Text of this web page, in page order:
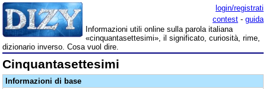
login/registrati
contest - guida
Informazioni utili online sulla parola italiana
«cinquantasettesimi», il significato, curiosità, rime,
dizionario inverso. Cosa vuol dire.
Cinquantasettesimi
Informazioni di base